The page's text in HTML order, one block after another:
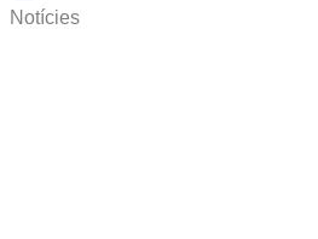
Notícies